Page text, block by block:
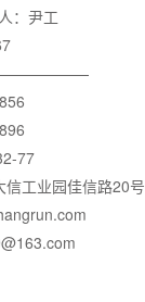
：尹工
77
工业园佳信路20号